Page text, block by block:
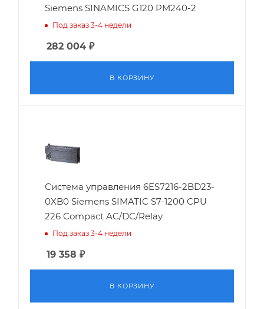
Siemens SINAMICS G120 PM240-2
Под заказ 3-4 недели
282 004 ₽
В КОРЗИНУ
Система управления 6ES7216-2BD23-
0XB0 Siemens SIMATIC S7-1200 CPU
226 Compact AC/DC/Relay
Под заказ 3-4 недели
19 358 ₽
В КОРЗИНУ